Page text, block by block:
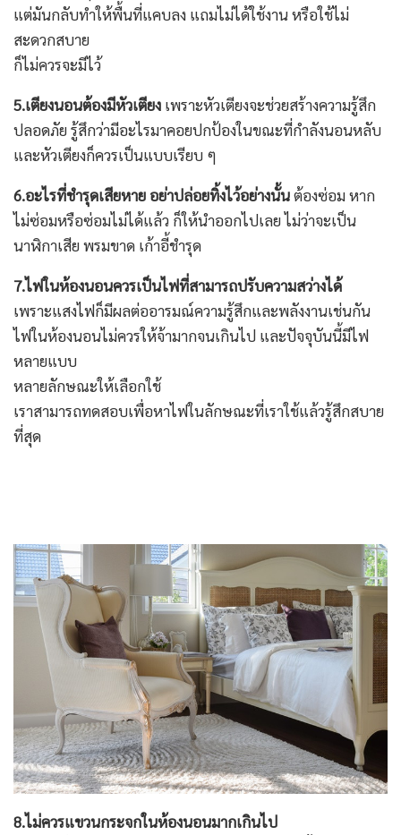
แต่มันกลับทำให้พื้นที่แคบลง แถมไม่ได้ใช้งาน หรือใช้ไม่
สะดวกสบาย
ก็ไม่ควรจะมีไว้
5.เตียงนอนต้องมีหัวเตียง เพราะหัวเตียงจะช่วยสร้างความรู้สึก
ปลอดภัย รู้สึกว่ามีอะไรมาคอยปกป้องในขณะที่กำลังนอนหลับ
และหัวเตียงก็ควรเป็นแบบเรียบ ๆ
6.อะไรที่ชำรุดเสียหาย อย่าปล่อยทิ้งไว้อย่างนั้นต้องซ่อม หาก
ไม่ซ่อมหรือซ่อมไม่ได้แล้ว ก็ให้นำออกไปเลย ไม่ว่าจะเป็น
นาฬิกาเสีย พรมขาด เก้าอี้ชำรุด
7.ไฟในห้องนอนควรเป็นไฟที่สามารถปรับความสว่างได้
เพราะแสงไฟก็มีผลต่ออารมณ์ความรู้สึกและพลังงานเช่นกัน
ไฟในห้องนอนไม่ควรให้จ้ามากจนเกินไป และปัจจุบันนี้มีไฟ
หลายแบบ
หลายลักษณะให้เลือกใช้
เราสามารถทดสอบเพื่อหาไฟในลักษณะที่เราใช้แล้วรู้สึกสบาย
ที่สุด
8.ไม่ควรแขวนกระจกในห้องนอนมากเกินไป